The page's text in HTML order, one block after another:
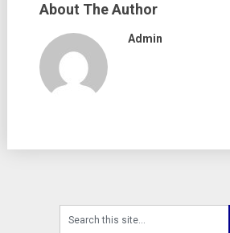
About The Author
Admin